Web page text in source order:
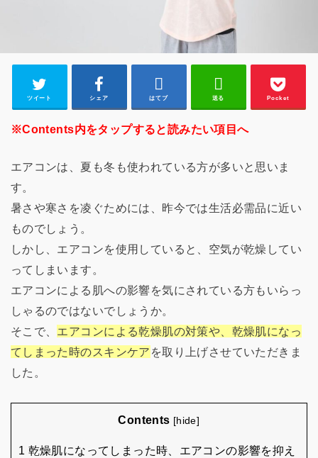
ツイート シェア はてブ 送る Pocket
※Contents内をタップすると読みたい項目へ
エアコンは、夏も冬も使われている方が多いと思いま
す。
暑さや寒さを凌ぐためには、昨今では生活必需品に近い
ものでしょう。
しかし、エアコンを使用していると、空気が乾燥してい
ってしまいます。
エアコンによる肌への影響を気にされている方もいらっ
しゃるのではないでしょうか。
そこで、 エアコンによる乾燥肌の対策や、乾燥肌になっ
てしまった時のスキンケア を取り上げさせていただきま
した。
Contents [hide]
1 乾燥肌になってしまった時、エアコンの影響を抑え